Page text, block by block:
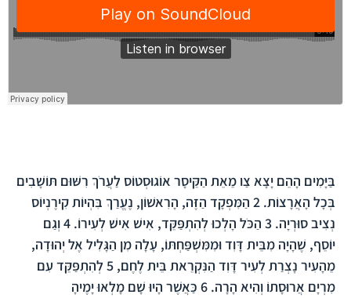
בַּיָּמִים הָהֵם יָצָא צַו מֵאֵת הַקֵּיסָר אוֹגוּסְטוֹס לַעֲרֹךְ רִשּׁוּם תּוֹשָׁבִים
בְּכָל הָאֲרָצוֹת. 2 הַמִּפְקָד הַזֶּה, הָרִאשׁוֹן, נֶעֱרַךְ בִּהְיוֹת קִירֶנְיוֹס
נְצִיב סוּרְיָה. 3 הַכֹּל הָלְכוּ לְהִתְפַּקֵּד, אִישׁ אִישׁ לְעִירוֹ. 4וְגַם
יוֹסֵף, שֶׁהָיָה מִבֵּית דָּוִד וּמִמִּשְׁפַּחְתּוֹ, עָלָה מִן הַגָּלִיל אֶל יְהוּדָה,
מֵהָעִיר נָצְרַת לְעִיר דָּוִד הַנִּקְרֵאת בֵּית לֶחֶם, 5 לְהִתְפַּקֵּד עִם
מִרְיָם אֲרוּסָתוֹ וְהִיא הָרָה. 6 כַּאֲשֶׁר הָיוּ שָׁם מָלְאוּ יָמֶיהָ